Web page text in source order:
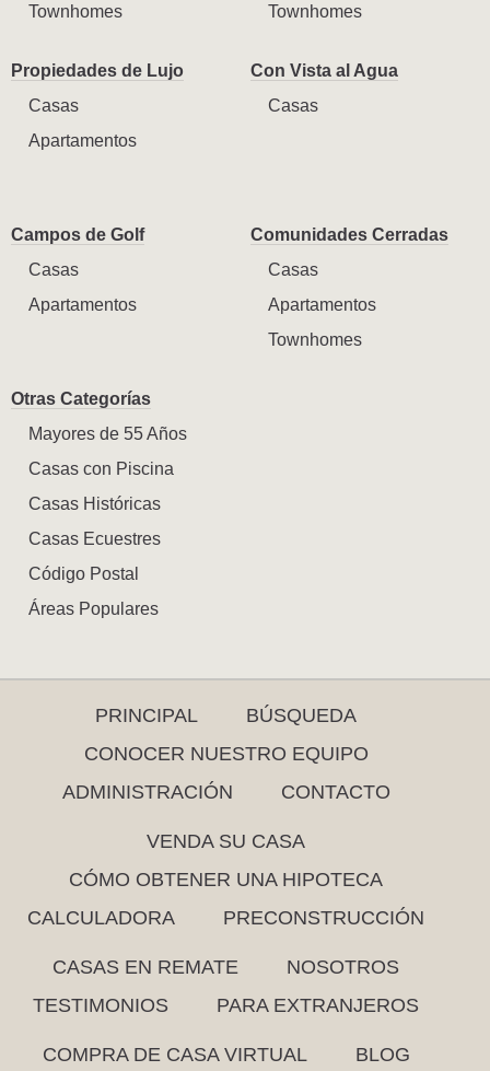
Townhomes
Townhomes
Propiedades de Lujo
Casas
Apartamentos
Con Vista al Agua
Casas
Campos de Golf
Casas
Apartamentos
Comunidades Cerradas
Casas
Apartamentos
Townhomes
Otras Categorías
Mayores de 55 Años
Casas con Piscina
Casas Históricas
Casas Ecuestres
Código Postal
Áreas Populares
PRINCIPAL
BÚSQUEDA
CONOCER NUESTRO EQUIPO
ADMINISTRACIÓN
CONTACTO
VENDA SU CASA
CÓMO OBTENER UNA HIPOTECA
CALCULADORA
PRECONSTRUCCIÓN
CASAS EN REMATE
NOSOTROS
TESTIMONIOS
PARA EXTRANJEROS
COMPRA DE CASA VIRTUAL BLOG